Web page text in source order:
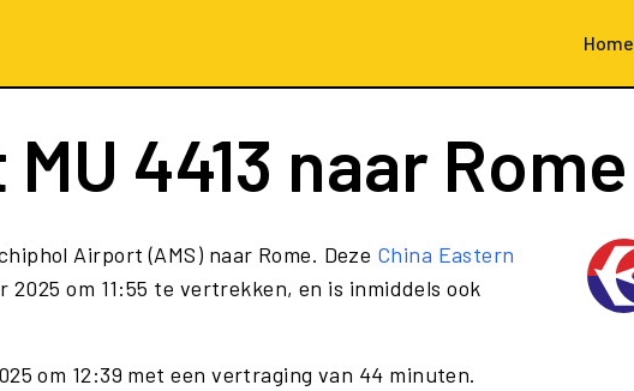
Home
MU 4413 naar Rome
Airport (AMS) naar Rome. Deze China Eastern
2025 om 11:55 te vertrekken, en is inmiddels ook
om 12:39 met een vertraging van 44 minuten.